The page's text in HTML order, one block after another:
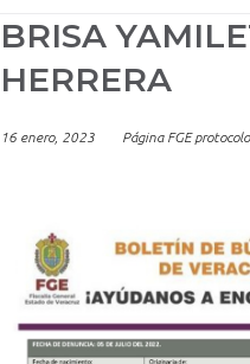
BRISA
HERRERA
16 enero, 2023 Página FGE